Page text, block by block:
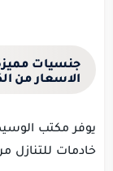
جنسيات
الاسعار من
يوفر مكتب
خادمات للتنازل